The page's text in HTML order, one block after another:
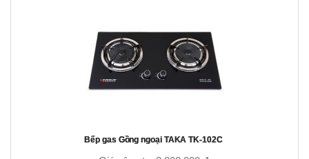
Bếp gas Gồng ngoại TAKA TK-102C